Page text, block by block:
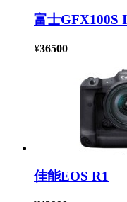
富士GFX100S
¥36500
佳能EOS R1